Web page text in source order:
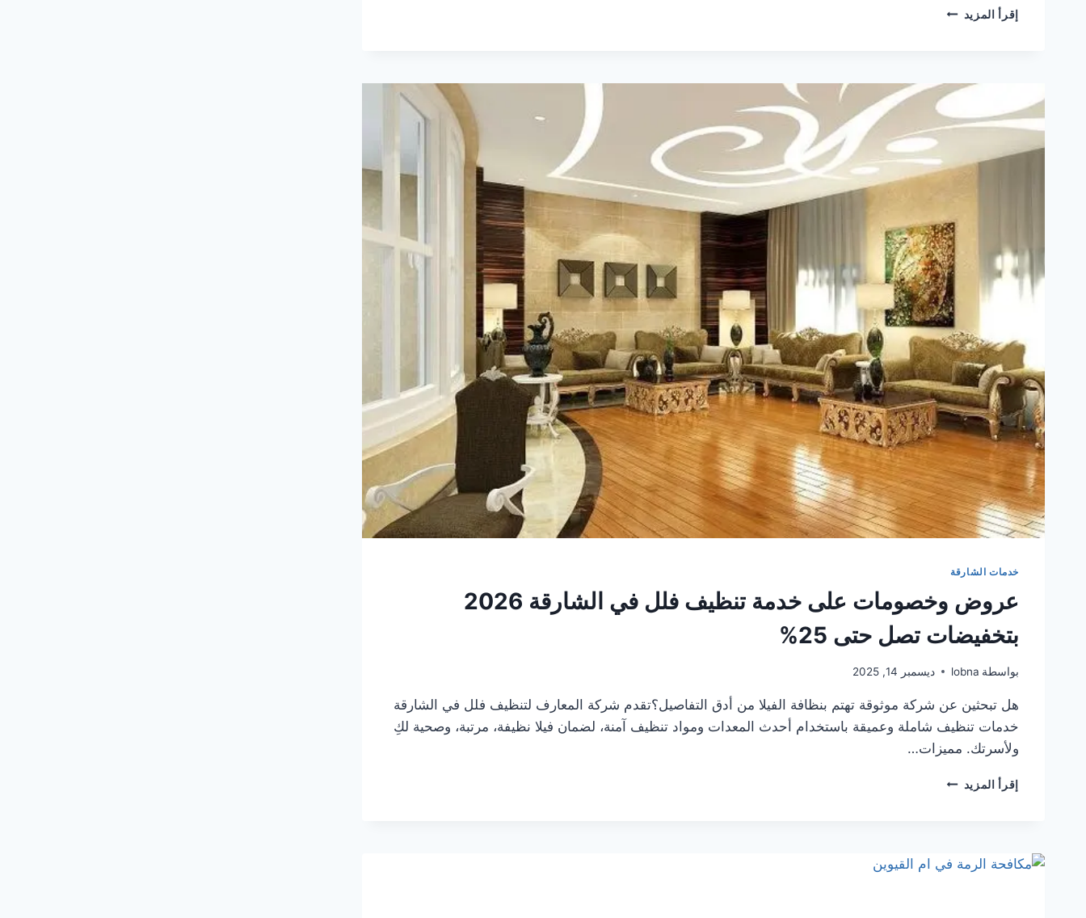
إقرأ المزيد تخفيضات
خدمة
تنظيف
مجالس
ام
خدمات الشارقة
عروض وخصومات على خدمة تنظيف فلل في الشارقة 2026
بتخفيضات تصل حتى 25%
بواسطة lobna ديسمبر 14, 2025
هل تبحثين عن شركة موثوقة تهتم بنظافة الفيلا من أدق التفاصيل؟تقدم شركة المعارف لتنظيف فلل في الشارقة
خدمات تنظيف شاملة وعميقة باستخدام أحدث المعدات ومواد تنظيف آمنة، لضمان فيلا نظيفة، مرتبة، وصحية لكِ
ولأسرتك. مميزات…
إقرأ المزيد عروض
فلل